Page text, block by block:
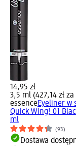
14,95 zł
3,5 ml (427,14 zł
essenceEyeliner w
Quick Wing! 01
ml
(93)
Dostawa